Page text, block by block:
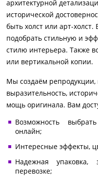
архитектурной
исторической
быть холст или арт-
подобрать стильную и
стилю интерьера. Также
или вертикальной копии.
Мы создаём
выразительность,
мощь оригинала. Вам
Возможность
онлайн;
Интересные эффекты,
Надежная
перевозке;